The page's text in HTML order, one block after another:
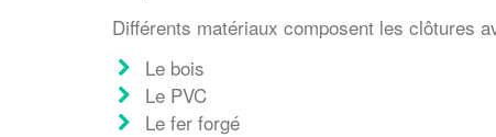
Différents matériaux composent les clôtures
Le bois
Le PVC
Le fer forgé